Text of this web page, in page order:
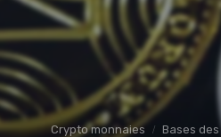
Crypto monnaies Bases